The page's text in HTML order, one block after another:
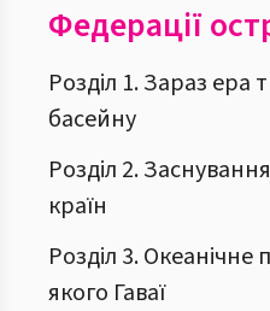
Федерації
Розділ 1. Зараз ера
басейну
Розділ 2.
країн
Розділ 3. Океанічне
якого Гаваї